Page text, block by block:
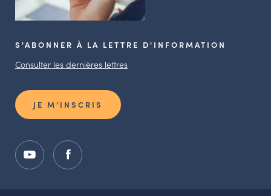
S'ABONNER À LA LETTRE D'INFORMATION
Consulter les dernières lettres
JE M’INSCRIS